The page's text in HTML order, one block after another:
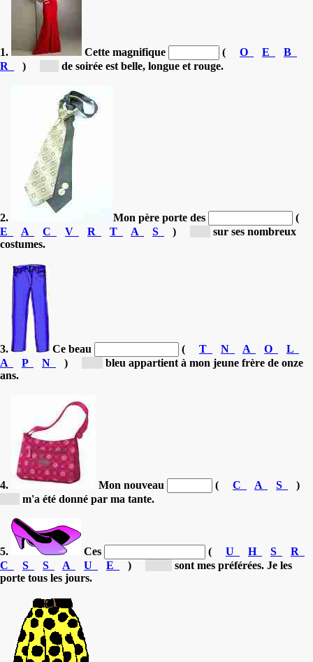
1. Cette magnifique ( O E
B
R
) de soirée est belle, longue et rouge.
2. Mon père porte des
(
E
A C V R T A S )
sur ses nombreux
costumes.
3. Ce beau ( T N A O
L
A
P N )
bleu appartient à mon jeune frère de onze
ans.
4. Mon nouveau ( C A S
)
m'a été donné par ma tante.
5. Ces ( U H S
R
C
S S A U E )
sont mes préférées. Je les
porte tous les jours.